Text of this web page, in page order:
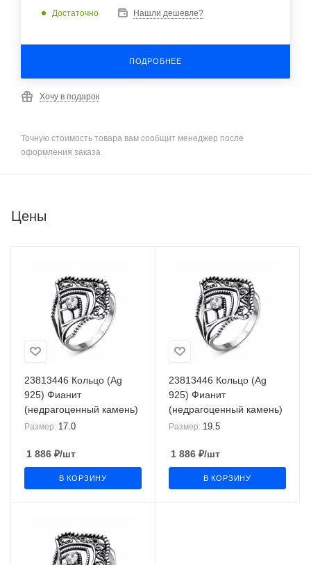
Достаточно Нашли дешевле?
ПОДРОБНЕЕ
Хочу в подарок
Точную стоимость товара вам сообщит менеджер после
оформления заказа
Цены
23813446 Кольцо (Ag
925) Фианит
(недрагоценный камень)
Размер: 17.0
1 886 ₽/шт
В КОРЗИНУ
23813446 Кольцо (Ag
925) Фианит
(недрагоценный камень)
Размер: 19.5
1 886 ₽/шт
В КОРЗИНУ